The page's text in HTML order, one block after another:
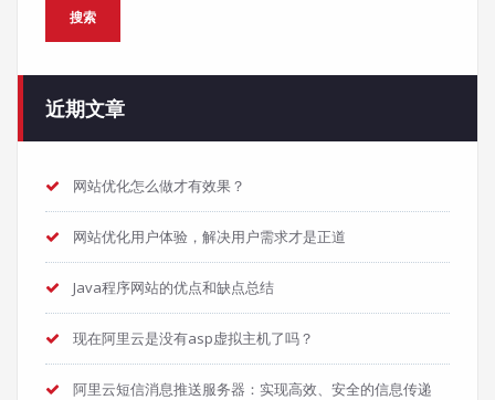
搜索
近期文章
网站优化怎么做才有效果？
网站优化用户体验，解决用户需求才是正道
Java程序网站的优点和缺点总结
现在阿里云是没有asp虚拟主机了吗？
阿里云短信消息推送服务器：实现高效、安全的信息传递